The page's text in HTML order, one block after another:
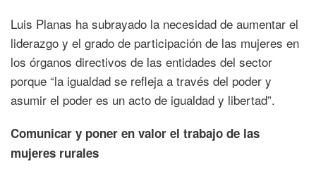
Luis Planas ha subrayado la necesidad de aumentar el
liderazgo y el grado de participación de las mujeres en
los órganos directivos de las entidades del sector
porque “la igualdad se refleja a través del poder y
asumir el poder es un acto de igualdad y libertad”.
Comunicar y poner en valor el trabajo de las
mujeres rurales